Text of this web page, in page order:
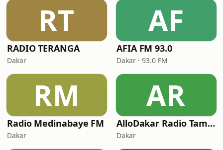
RT
RADIO TERANGA
Dakar
AF
AFIA FM 93.0
Dakar · 93.0 FM
RM
Radio Medinabaye FM
Dakar
AR
AlloDakar Radio TamTam
Dakar